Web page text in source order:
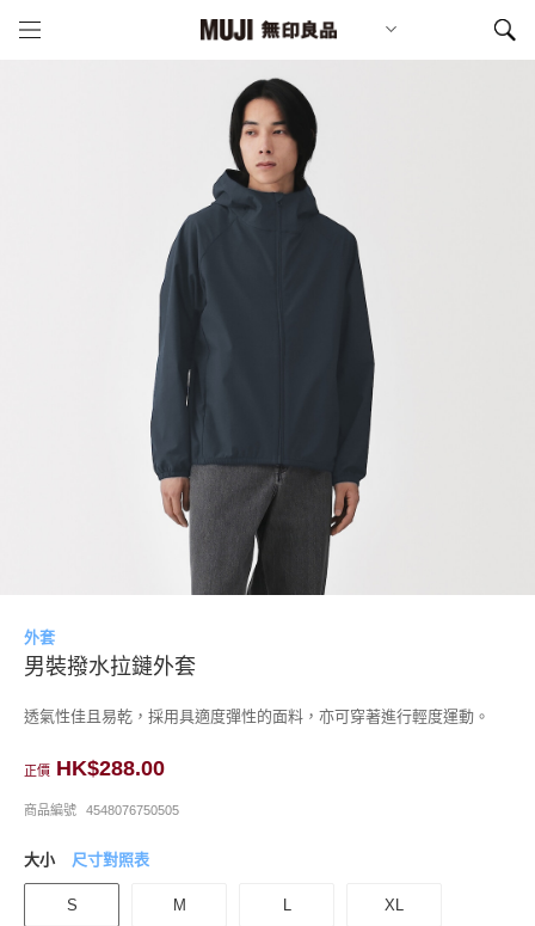
外套
男裝撥水拉鏈外套
透氣性佳且易乾，採用具適度彈性的面料，亦可穿著進行輕度運動。
正價 HK$288.00
商品編號 4548076750505
大小 尺寸對照表
S M L XL